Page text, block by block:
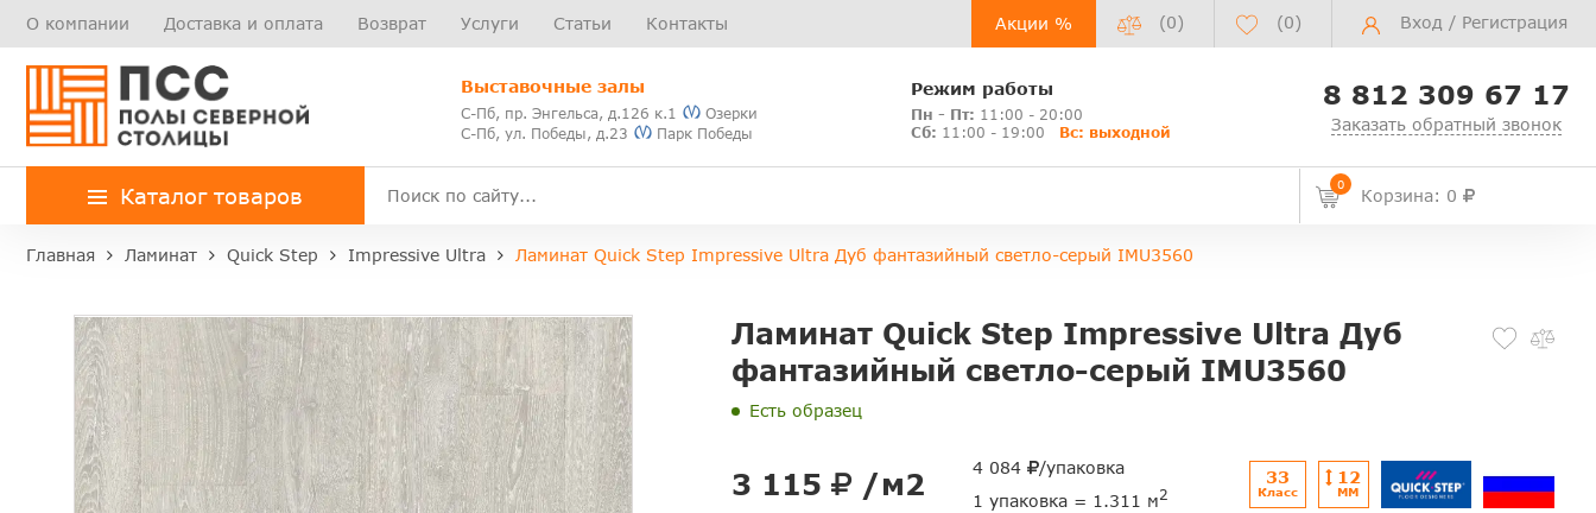
О компании Доставка и оплата Возврат Услуги Статьи Контакты Акции % (0) (0) Вход / Регистрация
Выставочные залы
С-Пб, пр. Энгельса, д.126 к.1
Озерки
С-Пб, ул. Победы, д.23
Парк Победы
Режим работы
Пн - Пт: 11:00 - 20:00
Сб: 11:00 - 19:00 Вс: выходной
8 812 309 67 17
Заказать обратный звонок
Каталог товаров 0
Корзина: 0
Главная Ламинат Quick Step Impressive Ultra Ламинат Quick Step Impressive Ultra Дуб фантазийный светло-серый IMU3560
Ламинат Quick Step Impressive Ultra Дуб
фантазийный светло-серый IMU3560
Есть образец
3 115 /м2 4 084
/упаковка
1 упаковка = 1.311 м2
33
Класс
12
ММ